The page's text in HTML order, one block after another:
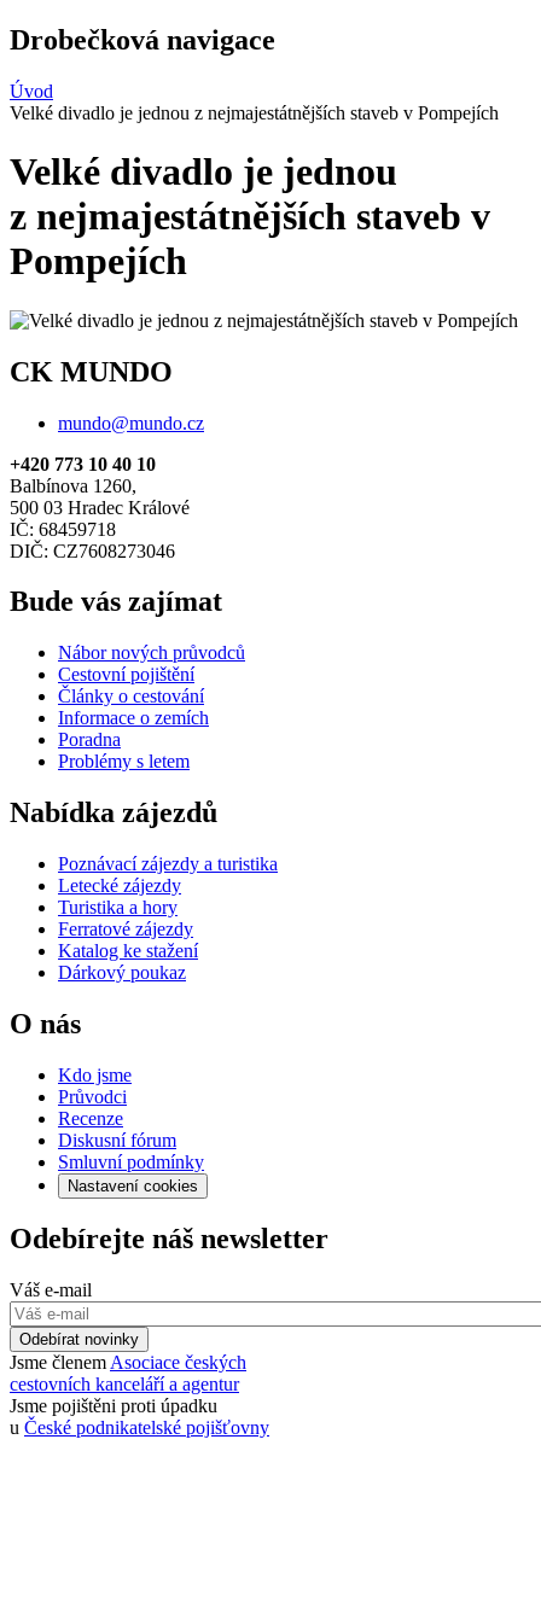
Drobečková navigace
Úvod
Velké divadlo je jednou z nejmajestátnějších staveb v Pompejích
Velké divadlo je jednou
z nejmajestátnějších staveb v
Pompejích
CK MUNDO
mundo@mundo.cz
+420 773 10 40 10
Balbínova 1260,
500 03 Hradec Králové
IČ: 68459718
DIČ: CZ7608273046
Bude vás zajímat
Nábor nových průvodců
Cestovní pojištění
Články o cestování
Informace o zemích
Poradna
Problémy s letem
Nabídka zájezdů
Poznávací zájezdy a turistika
Letecké zájezdy
Turistika a hory
Ferratové zájezdy
Katalog ke stažení
Dárkový poukaz
O nás
Kdo jsme
Průvodci
Recenze
Diskusní fórum
Smluvní podmínky
Nastavení cookies
Odebírejte náš newsletter
Váš e-mail
Odebírat novinky
Jsme členem Asociace českých
cestovních kanceláří a agentur
Jsme pojištěni proti úpadku
u České podnikatelské pojišťovny